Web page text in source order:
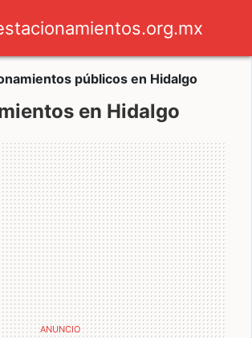
públicos en Hidalgo
en Hidalgo